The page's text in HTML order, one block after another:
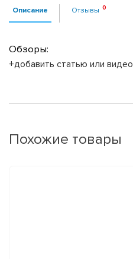
Описание Отзывы
Обзоры:
+добавить статью или видео
Похожие товары